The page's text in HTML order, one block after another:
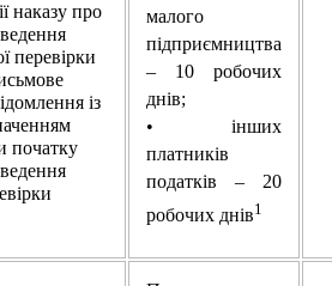
наказу про
перевірки
із
початку
малого
підприємництва
– 10 робочих
днів;
• інших
платників
податків – 20
робочих днів1